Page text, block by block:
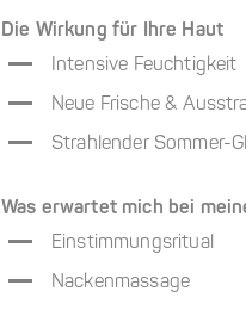
Die Wirkung für Ihre Haut
Intensive Feuchtigkeit
Neue Frische &
Strahlender Sommer-
Was erwartet mich bei
Einstimmungsritual
Nackenmassage